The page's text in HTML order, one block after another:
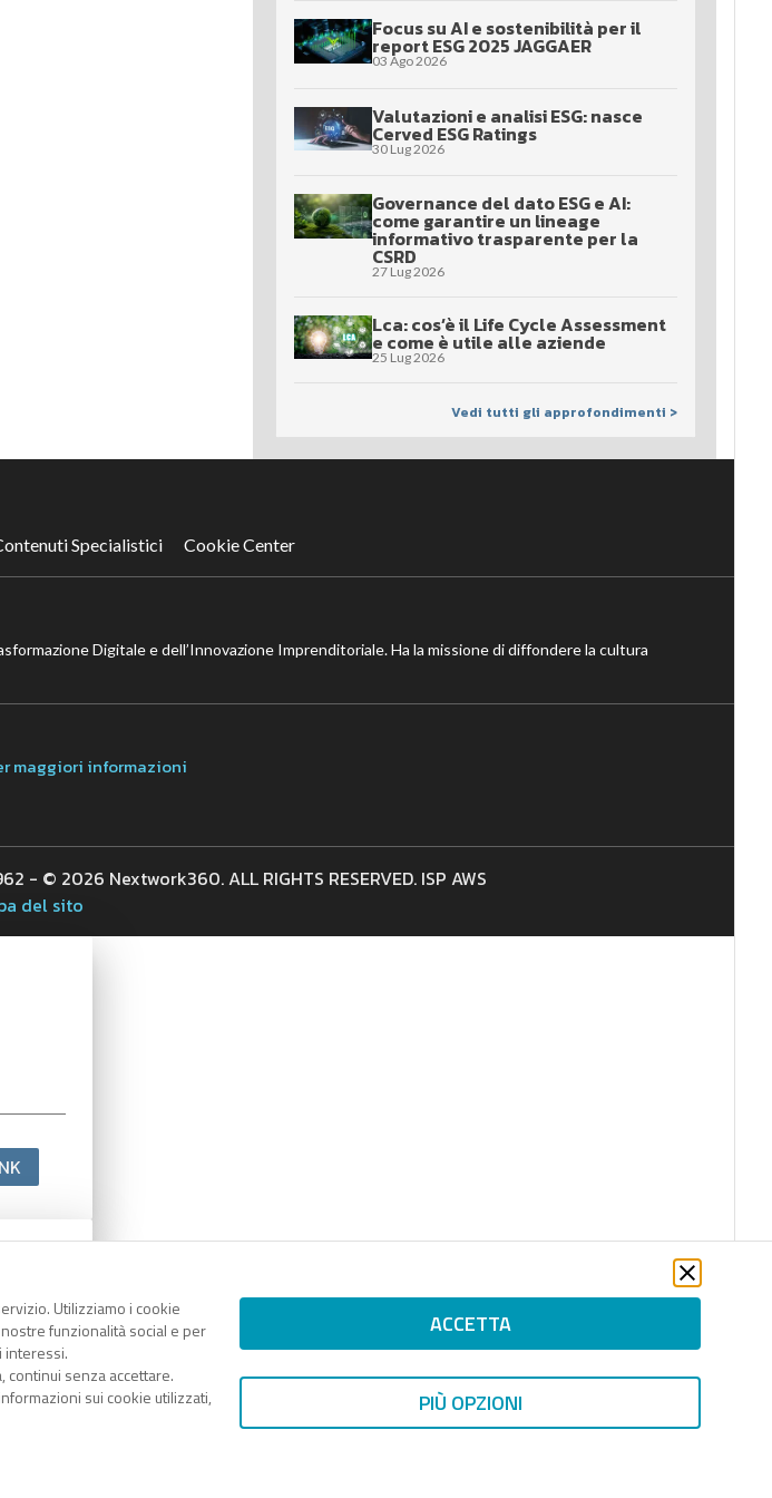
Focus su AI e sostenibilità per il
report ESG 2025 JAGGAER
03 Ago 2026
Valutazioni e analisi ESG: nasce
Cerved ESG Ratings
30 Lug 2026
Governance del dato ESG e AI:
come garantire un lineage
informativo trasparente per la
CSRD
27 Lug 2026
Lca: cos’è il Life Cycle Assessment
e come è utile alle aziende
25 Lug 2026
Vedi tutti gli approfondimenti >
Utilizziamo i cookie
funzionalità social e per
interessi.
continui senza accettare.
sui cookie utilizzati,
ACCETTA
PIÙ OPZIONI
Specialistici Cookie Center
Digitale e dell’Innovazione Imprenditoriale. Ha la missione di diffondere la cultura
maggiori informazioni
© 2026 Nextwork360. ALL RIGHTS RESERVED. ISP AWS
del sito